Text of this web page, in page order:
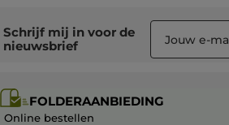
Schrijf mij in voor de
nieuwsbrief
FOLDERAANBIEDING
Online bestellen